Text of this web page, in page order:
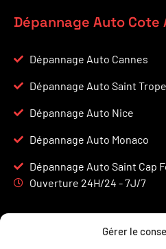
Gérer le
Dépannage Auto Cote
Dépannage Auto Cannes
Dépannage Auto Saint
Dépannage Auto Nice
Dépannage Auto Monaco
Dépannage Auto Saint Cap
Ouverture 24H/24 - 7J/7